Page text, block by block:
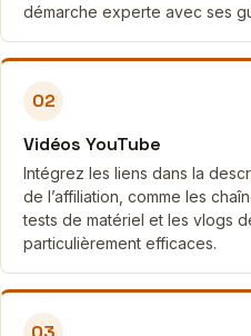
démarche experte avec ses
02
Vidéos YouTube
Intégrez les liens dans la
de l’affiliation, comme les
tests de matériel et les vlogs
particulièrement efficaces.